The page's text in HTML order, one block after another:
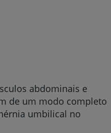
abdominais e
de um modo completo
umbilical no